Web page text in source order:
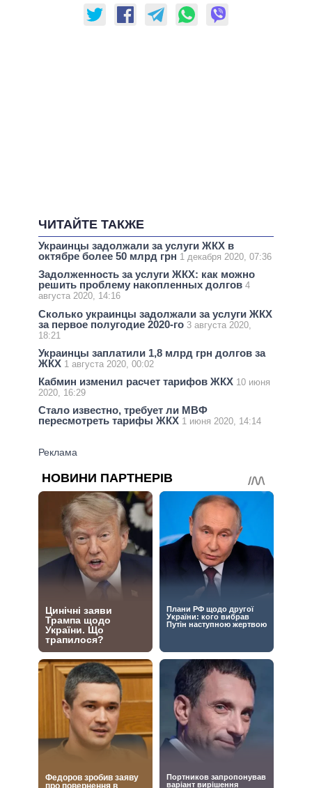
ЧИТАЙТЕ ТАКЖЕ
Украинцы задолжали за услуги ЖКХ в
октябре более 50 млрд грн 1 декабря 2020, 07:36
Задолженность за услуги ЖКХ: как можно
решить проблему накопленных долгов 4
августа 2020, 14:16
Сколько украинцы задолжали за услуги ЖКХ
за первое полугодие 2020-го 3 августа 2020,
18:21
Украинцы заплатили 1,8 млрд грн долгов за
ЖКХ 1 августа 2020, 00:02
Кабмин изменил расчет тарифов ЖКХ 10 июня
2020, 16:29
Стало известно, требует ли МВФ
пересмотреть тарифы ЖКХ 1 июня 2020, 14:14